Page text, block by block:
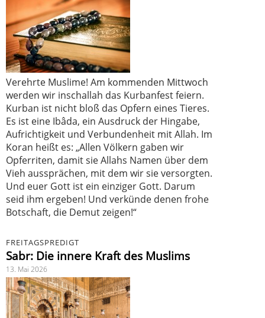
Verehrte Muslime! Am kommenden Mittwoch
werden wir inschallah das Kurbanfest feiern.
Kurban ist nicht bloß das Opfern eines Tieres.
Es ist eine Ibâda, ein Ausdruck der Hingabe,
Aufrichtigkeit und Verbundenheit mit Allah. Im
Koran heißt es: „Allen Völkern gaben wir
Opferriten, damit sie Allahs Namen über dem
Vieh aussprächen, mit dem wir sie versorgten.
Und euer Gott ist ein einziger Gott. Darum
seid ihm ergeben! Und verkünde denen frohe
Botschaft, die Demut zeigen!“
FREITAGSPREDIGT
Sabr: Die innere Kraft des Muslims
13. Mai 2026